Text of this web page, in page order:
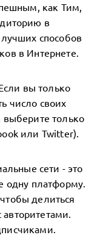
как Тим,
в
способов
в Интернете.
вы только
число своих
выберите только
или Twitter).
сети - это
одну платформу.
делиться